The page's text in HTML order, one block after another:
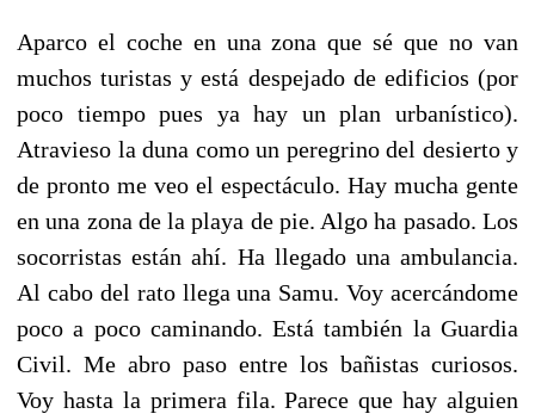
Aparco el coche en una zona que sé que no van
muchos turistas y está despejado de edificios (por
poco tiempo pues ya hay un plan urbanístico).
Atravieso la duna como un peregrino del desierto y
de pronto me veo el espectáculo. Hay mucha gente
en una zona de la playa de pie. Algo ha pasado. Los
socorristas están ahí. Ha llegado una ambulancia.
Al cabo del rato llega una Samu. Voy acercándome
poco a poco caminando. Está también la Guardia
Civil. Me abro paso entre los bañistas curiosos.
Voy hasta la primera fila. Parece que hay alguien